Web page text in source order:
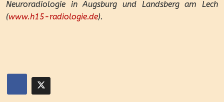
Neuroradiologie in Augsburg und Landsberg am Lech
(www.h15-radiologie.de).